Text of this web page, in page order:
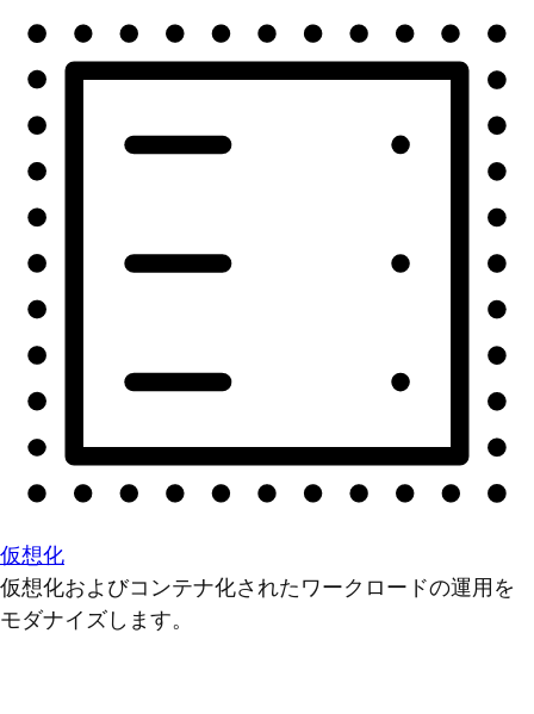
仮想化
仮想化およびコンテナ化されたワークロードの運用を
モダナイズします。